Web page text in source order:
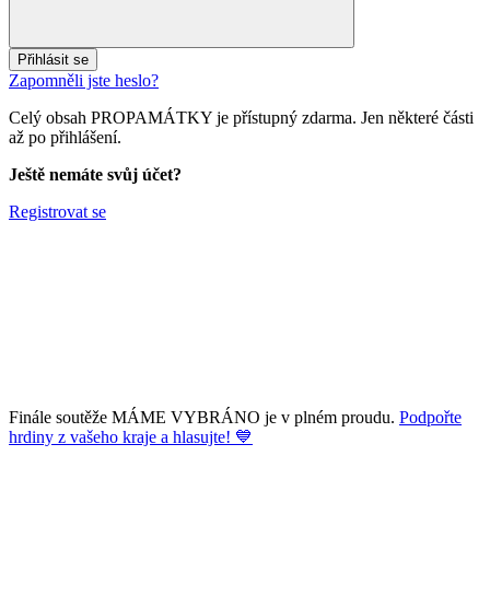
Přihlásit se
Zapomněli jste heslo?
Celý obsah PROPAMÁTKY je přístupný zdarma. Jen některé části
až po přihlášení.
Ještě nemáte svůj účet?
Registrovat se
Finále soutěže MÁME VYBRÁNO je v plném proudu. Podpořte
hrdiny z vašeho kraje a hlasujte! 💙